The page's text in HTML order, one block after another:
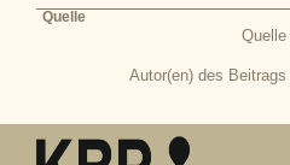
Quelle
Quelle
Autor(en) des Beitrags